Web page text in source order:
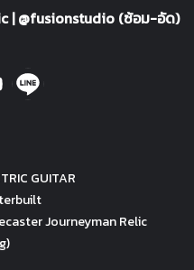
|@fusionstudio (ซ้อม-อัด)
GUITAR
Journeyman Relic